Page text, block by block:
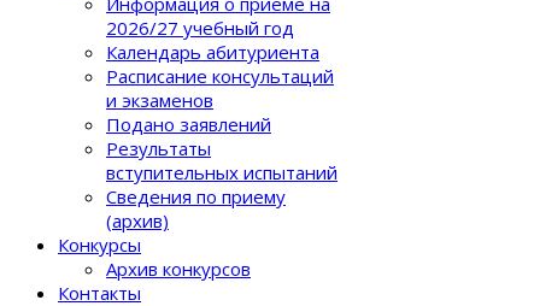
2026/27 учебный год
Календарь абитуриента
Расписание консультаций
и экзаменов
Подано заявлений
Результаты
вступительных испытаний
Сведения по приему
(архив)
Конкурсы
Архив конкурсов
Контакты